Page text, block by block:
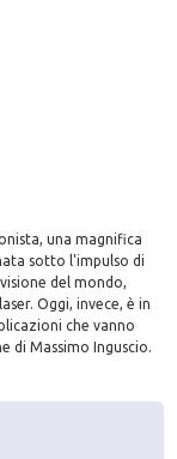
una magnifica
sotto l'impulso di
del mondo,
Oggi, invece, è in
che vanno
di Massimo Inguscio.